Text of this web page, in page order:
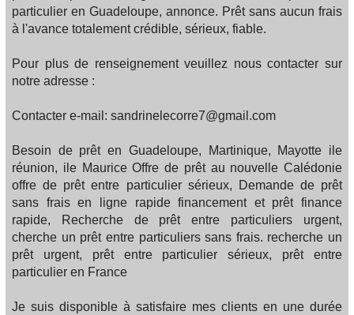
particulier en Guadeloupe, annonce. Prêt sans aucun frais
à l'avance totalement crédible, sérieux, fiable.
Pour plus de renseignement veuillez nous contacter sur
notre adresse :
Contacter e-mail: sandrinelecorre7@gmail.com
Besoin de prêt en Guadeloupe, Martinique, Mayotte ile
réunion, ile Maurice Offre de prêt au nouvelle Calédonie
offre de prêt entre particulier sérieux, Demande de prêt
sans frais en ligne rapide financement et prêt finance
rapide, Recherche de prêt entre particuliers urgent,
cherche un prêt entre particuliers sans frais. recherche un
prêt urgent, prêt entre particulier sérieux, prêt entre
particulier en France
Je suis disponible à satisfaire mes clients en une durée